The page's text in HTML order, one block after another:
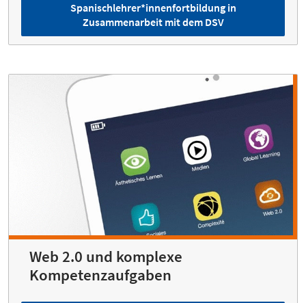
Spanischlehrer*innenfortbildung in
Zusammenarbeit mit dem DSV
Web 2.0 und komplexe
Kompetenzaufgaben